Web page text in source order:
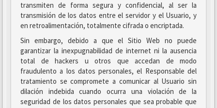
transmiten de forma segura y confidencial, al ser la
transmisión de los datos entre el servidor y el Usuario, y
en retroalimentación, totalmente cifrada o encriptada.
Sin embargo, debido a que el Sitio Web no puede
garantizar la inexpugnabilidad de internet ni la ausencia
total de hackers u otros que accedan de modo
fraudulento a los datos personales, el Responsable del
tratamiento se compromete a comunicar al Usuario sin
dilación indebida cuando ocurra una violación de la
seguridad de los datos personales que sea probable que